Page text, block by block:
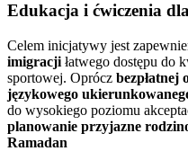
Edukacja i ćwiczenia
Celem inicjatywy jest
imigracji łatwego dostępu do
sportowej. Oprócz bezpłatnej
językowego
do wysokiego poziomu
planowanie przyjazne
Ramadan